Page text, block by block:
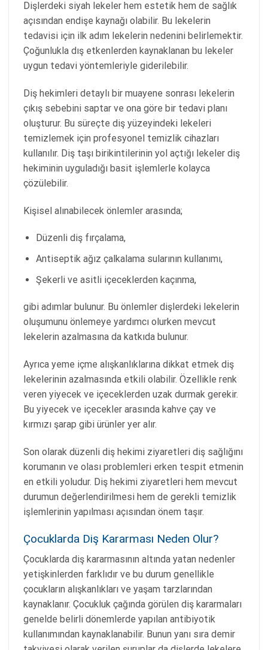
Dişlerdeki siyah lekeler hem estetik hem de sağlık
açısından endişe kaynağı olabilir. Bu lekelerin
tedavisi için ilk adım lekelerin nedenini belirlemektir.
Çoğunlukla dış etkenlerden kaynaklanan bu lekeler
uygun tedavi yöntemleriyle giderilebilir.
Diş hekimleri detaylı bir muayene sonrası lekelerin
çıkış sebebini saptar ve ona göre bir tedavi planı
oluşturur. Bu süreçte diş yüzeyindeki lekeleri
temizlemek için profesyonel temizlik cihazları
kullanılır. Diş taşı birikintilerinin yol açtığı lekeler diş
hekiminin uyguladığı basit işlemlerle kolayca
çözülebilir.
Kişisel alınabilecek önlemler arasında;
Düzenli diş fırçalama,
Antiseptik ağız çalkalama sularının kullanımı,
Şekerli ve asitli içeceklerden kaçınma,
gibi adımlar bulunur. Bu önlemler dişlerdeki lekelerin
oluşumunu önlemeye yardımcı olurken mevcut
lekelerin azalmasına da katkıda bulunur.
Ayrıca yeme içme alışkanlıklarına dikkat etmek diş
lekelerinin azalmasında etkili olabilir. Özellikle renk
veren yiyecek ve içeceklerden uzak durmak gerekir.
Bu yiyecek ve içecekler arasında kahve çay ve
kırmızı şarap gibi ürünler yer alır.
Son olarak düzenli diş hekimi ziyaretleri diş sağlığını
korumanın ve olası problemleri erken tespit etmenin
en etkili yoludur. Diş hekimi ziyaretleri hem mevcut
durumun değerlendirilmesi hem de gerekli temizlik
işlemlerinin yapılması açısından önem taşır.
Çocuklarda Diş Kararması Neden Olur?
Çocuklarda diş kararmasının altında yatan nedenler
yetişkinlerden farklıdır ve bu durum genellikle
çocukların alışkanlıkları ve yaşam tarzlarından
kaynaklanır. Çocukluk çağında görülen diş kararmaları
genelde belirli dönemlerde yapılan antibiyotik
kullanımından kaynaklanabilir. Bunun yanı sıra demir